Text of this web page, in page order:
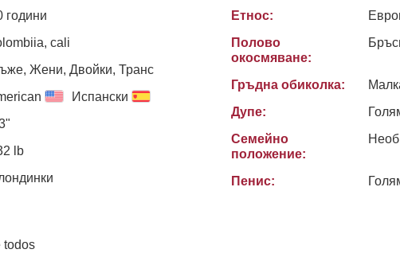
години
cali
Жени, Двойки, Транс
Испански
lb
Етнос:
Полово
окосмяване:
Гръдна обиколка:
Дупе:
Семейно
положение:
Пенис:
todos